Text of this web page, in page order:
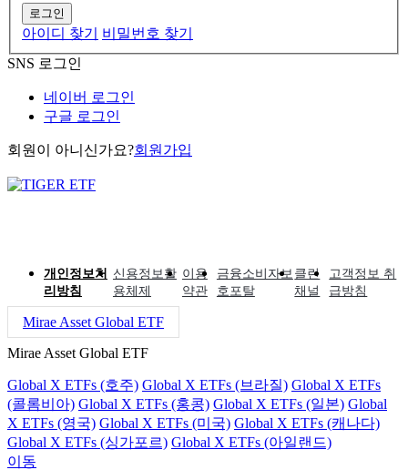
로그인
아이디 찾기
비밀번호 찾기
SNS 로그인
네이버 로그인
구글 로그인
회원이 아니신가요?회원가입
개인정보처
리방침
신용정보활
용체제
이용
약관
금융소비자보
호포탈
클린
채널
고객정보 취
급방침
Mirae Asset Global ETF
Mirae Asset Global ETF
Global X ETFs (호주) Global X ETFs (브라질) Global X ETFs
(콜롬비아) Global X ETFs (홍콩) Global X ETFs (일본) Global
X ETFs (영국) Global X ETFs (미국) Global X ETFs (캐나다)
Global X ETFs (싱가포르) Global X ETFs (아일랜드)
이동